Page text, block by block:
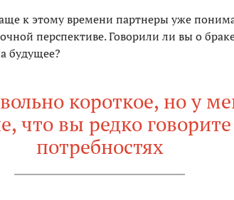
к этому времени партнеры уже
перспективе. Говорили ли вы о
будущее?
короткое, но у
что вы редко
потребностях